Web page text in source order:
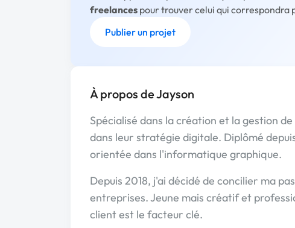
freelances pour trouver celui qui correspondra
Publier un projet
À propos de Jayson
Spécialisé dans la création et la gestion
dans leur stratégie digitale. Diplômé
orientée dans l'informatique graphique.
Depuis 2018, j'ai décidé de concilier ma
entreprises. Jeune mais créatif et
client est le facteur clé.